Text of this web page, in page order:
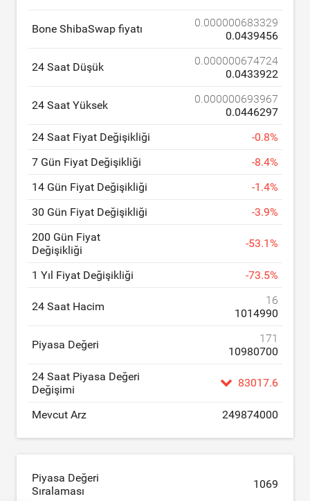
Bone ShibaSwap fiyatı
0.000000683329
0.0439456
24 Saat Düşük
0.000000674724
0.0433922
24 Saat Yüksek
0.000000693967
0.0446297
24 Saat Fiyat Değişikliği
-0.8%
7 Gün Fiyat Değişikliği
-8.4%
14 Gün Fiyat Değişikliği
-1.4%
30 Gün Fiyat Değişikliği
-3.9%
200 Gün Fiyat
Değişikliği
-53.1%
1 Yıl Fiyat Değişikliği -73.5%
24 Saat Hacim
16
1014990
Piyasa Değeri
171
10980700
24 Saat Piyasa Değeri
Değişimi
83017.6
Mevcut Arz 249874000
Piyasa Değeri
Sıralaması
1069